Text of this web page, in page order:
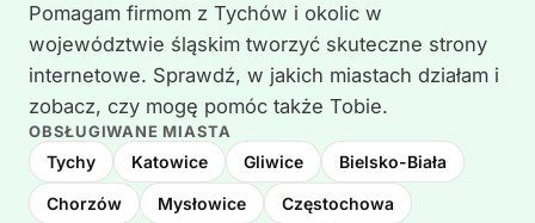
Pomagam firmom z Tychów i okolic w
województwie śląskim tworzyć skuteczne strony
internetowe. Sprawdź, w jakich miastach działam i
zobacz, czy mogę pomóc także Tobie.
OBSŁUGIWANE MIASTA
Tychy Katowice Gliwice Bielsko-Biała
Chorzów Mysłowice Częstochowa